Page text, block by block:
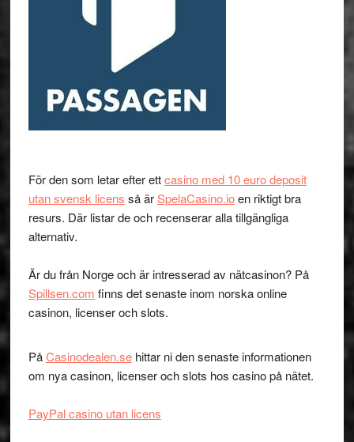
För den som letar efter ettcasino med 10 euro deposit
utan svensk licens så ärSpelaCasino.ioen riktigt bra
resurs. Där listar de och recenserar alla tillgängliga
alternativ.
Är du från Norge och är intresserad av nätcasinon? På
Spillsen.com finns det senaste inom norska online
casinon, licenser och slots.
PåCasinodealen.sehittar ni den senaste informationen
om nya casinon, licenser och slots hos casino på nätet.
PayPal casino utan licens